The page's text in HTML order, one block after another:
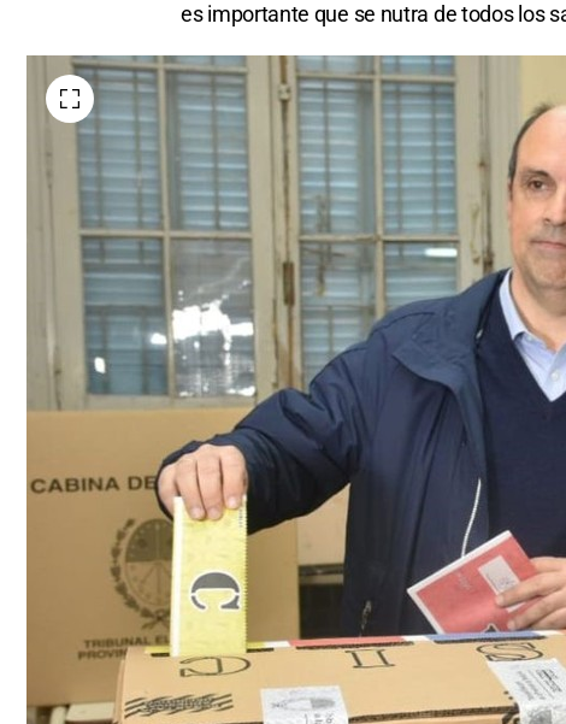
es importante que se nutra de todos los